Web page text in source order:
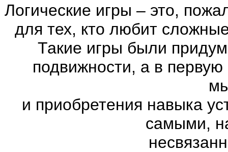
Логические игры – это,
для тех, кто любит
Такие игры были
подвижности, а в первую
и приобретения навыка
самыми,